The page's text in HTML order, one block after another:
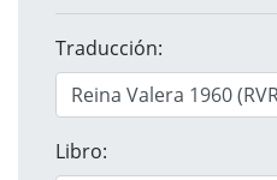
Traducción:
Libro: